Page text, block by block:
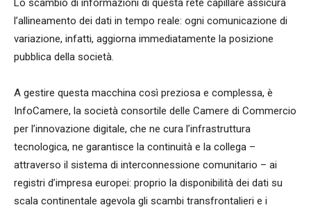
Lo scambio di informazioni di questa rete capillare assicura
l’allineamento dei dati in tempo reale: ogni comunicazione di
variazione, infatti, aggiorna immediatamente la posizione
pubblica della società.
A gestire questa macchina così preziosa e complessa, è
InfoCamere, la società consortile delle Camere di Commercio
per l’innovazione digitale, che ne cura l’infrastruttura
tecnologica, ne garantisce la continuità e la collega –
attraverso il sistema di interconnessione comunitario – ai
registri d’impresa europei: proprio la disponibilità dei dati su
scala continentale agevola gli scambi transfrontalieri e i